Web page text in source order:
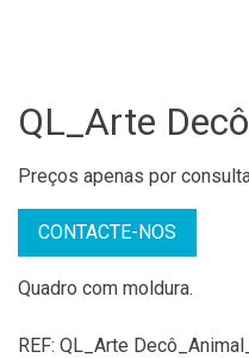
QL_Arte
Preços apenas por
CONTACTE-NOS
Quadro com moldura.
REF: QL_Arte